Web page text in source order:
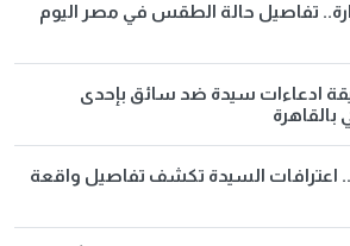
تفاصيل حالة الطقس في مصر اليوم
ادعاءات سيدة ضد سائق بإحدى
بالقاهرة
اعترافات السيدة تكشف تفاصيل واقعة